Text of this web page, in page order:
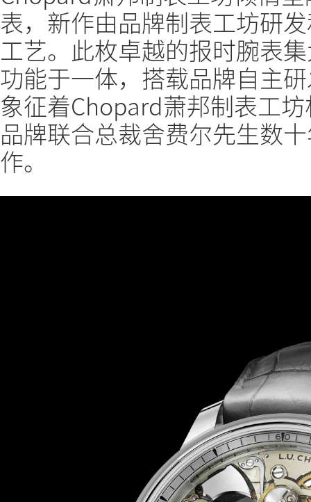
表，新作由品牌制表工坊研
工艺。此枚卓越的报时腕表
功能于一体，搭载品牌自主
象征着Chopard萧邦制表工
品牌联合总裁舍费尔先生数
作。